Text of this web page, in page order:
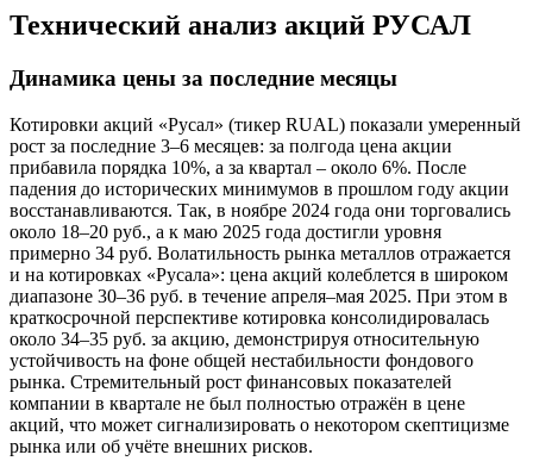
Технический анализ акций РУСАЛ
Динамика цены за последние месяцы
Котировки акций «Русал» (тикер RUAL) показали умеренный
рост за последние 3–6 месяцев: за полгода цена акции
прибавила порядка 10%, а за квартал – около 6%. После
падения до исторических минимумов в прошлом году акции
восстанавливаются. Так, в ноябре 2024 года они торговались
около 18–20 руб., а к маю 2025 года достигли уровня
примерно 34 руб. Волатильность рынка металлов отражается
и на котировках «Русала»: цена акций колеблется в широком
диапазоне 30–36 руб. в течение апреля–мая 2025. При этом в
краткосрочной перспективе котировка консолидировалась
около 34–35 руб. за акцию, демонстрируя относительную
устойчивость на фоне общей нестабильности фондового
рынка. Стремительный рост финансовых показателей
компании в квартале не был полностью отражён в цене
акций, что может сигнализировать о некотором скептицизме
рынка или об учёте внешних рисков.